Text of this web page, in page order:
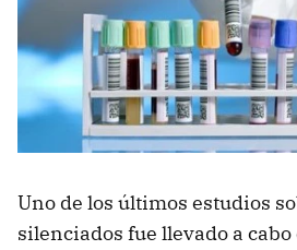
Uno de los últimos estudios
silenciados fue llevado a